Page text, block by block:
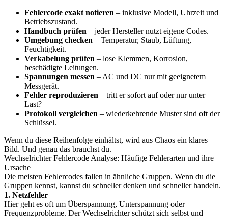
Fehlercode exakt notieren – inklusive Modell, Uhrzeit und
Betriebszustand.
Handbuch prüfen – jeder Hersteller nutzt eigene Codes.
Umgebung checken – Temperatur, Staub, Lüftung,
Feuchtigkeit.
Verkabelung prüfen – lose Klemmen, Korrosion,
beschädigte Leitungen.
Spannungen messen – AC und DC nur mit geeignetem
Messgerät.
Fehler reproduzieren – tritt er sofort auf oder nur unter
Last?
Protokoll vergleichen – wiederkehrende Muster sind oft der
Schlüssel.
Wenn du diese Reihenfolge einhältst, wird aus Chaos ein klares
Bild. Und genau das brauchst du.
Wechselrichter Fehlercode Analyse: Häufige Fehlerarten und ihre
Ursache
Die meisten Fehlercodes fallen in ähnliche Gruppen. Wenn du die
Gruppen kennst, kannst du schneller denken und schneller handeln.
1. Netzfehler
Hier geht es oft um Überspannung, Unterspannung oder
Frequenzprobleme. Der Wechselrichter schützt sich selbst und